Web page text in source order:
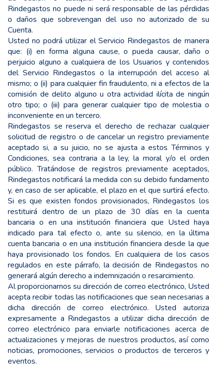
Rindegastos no puede ni será responsable de las pérdidas
o daños que sobrevengan del uso no autorizado de su
Cuenta.
Usted no podrá utilizar el Servicio Rindegastos de manera
que: (i) en forma alguna cause, o pueda causar, daño o
perjuicio alguno a cualquiera de los Usuarios y contenidos
del Servicio Rindegastos o la interrupción del acceso al
mismo; o (ii) para cualquier fin fraudulento, ni a efectos de la
comisión de delito alguno u otra actividad ilícita de ningún
otro tipo; o (iii) para generar cualquier tipo de molestia o
inconveniente en un tercero.
Rindegastos se reserva el derecho de rechazar cualquier
solicitud de registro o de cancelar un registro previamente
aceptado si, a su juicio, no se ajusta a estos Términos y
Condiciones, sea contraria a la ley, la moral y/o el orden
público. Tratándose de registros previamente aceptados,
Rindegastos notificará la medida con su debido fundamento
y, en caso de ser aplicable, el plazo en el que surtirá efecto.
Si es que existen fondos provisionados, Rindegastos los
restituirá dentro de un plazo de 30 días en la cuenta
bancaria o en una institución financiera que Usted haya
indicado para tal efecto o, ante su silencio, en la última
cuenta bancaria o en una institución financiera desde la que
haya provisionado los fondos. En cualquiera de los casos
regulados en este párrafo, la decisión de Rindegastos no
generará algún derecho a indemnización o resarcimiento.
Al proporcionarnos su dirección de correo electrónico, Usted
acepta recibir todas las notificaciones que sean necesarias a
dicha dirección de correo electrónico. Usted autoriza
expresamente a Rindegastos a utilizar dicha dirección de
correo electrónico para enviarle notificaciones acerca de
actualizaciones y mejoras de nuestros productos, así como
noticias, promociones, servicios o productos de terceros y
eventos.